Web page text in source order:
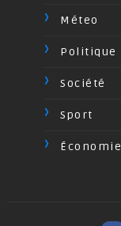
Méteo
Politique
Société
Sport
Économie